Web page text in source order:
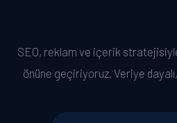
SEO, reklam ve içerik
önüne geçiriyoruz. Veriye